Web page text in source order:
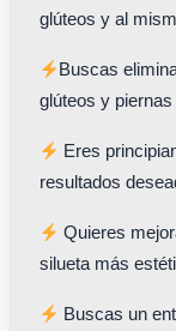
glúteos y al
Buscas
glúteos y piernas
Eres
resultados
Quieres
silueta más
Buscas un